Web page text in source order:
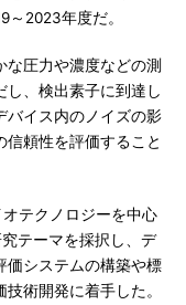
～2023年度だ。
圧力や濃度などの測
し、検出素子に到達し
バイス内のノイズの影
頼性を評価すること
テクノロジーを中心
テーマを採択し、デ
価システムの構築や標
術開発に着手した。